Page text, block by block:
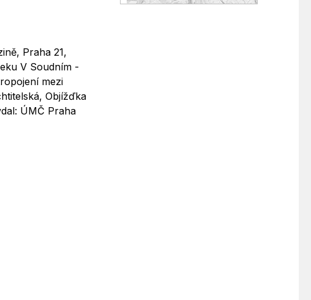
Praha 21,
V Soudním -
mezi
Objížďka
ÚMČ Praha